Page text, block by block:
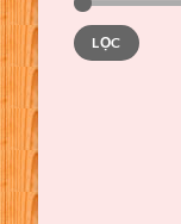
Giá
thấp
nhất
Giá
cao
nhất
LỌC